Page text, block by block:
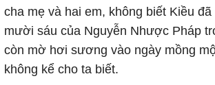
cha mẹ và hai em, không biết Kiều
mười sáu của Nguyễn Nhược Pháp
còn mờ hơi sương vào ngày mồng
không kể cho ta biết.